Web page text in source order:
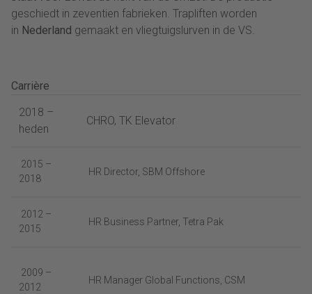
geschiedt in zeventien fabrieken. Trapliften worden
in Nederland gemaakt en vliegtuigslurven in de VS.
Carrière
2018 –
heden
CHRO, TK Elevator
2015 –
2018
HR Director, SBM Offshore
2012 –
2015
HR Business Partner, Tetra Pak
2009 –
2012
HR Manager Global Functions, CSM